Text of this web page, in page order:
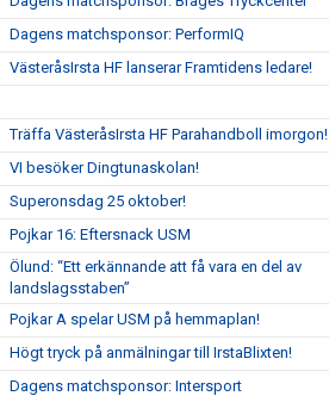
Dagens matchsponsor: PerformIQ
VästeråsIrsta HF lanserar Framtidens ledare!
Träffa VästeråsIrsta HF Parahandboll imorgon!
VI besöker Dingtunaskolan!
Superonsdag 25 oktober!
Pojkar 16: Eftersnack USM
Ölund: “Ett erkännande att få vara en del av
landslagsstaben”
Pojkar A spelar USM på hemmaplan!
Högt tryck på anmälningar till IrstaBlixten!
Dagens matchsponsor: Intersport